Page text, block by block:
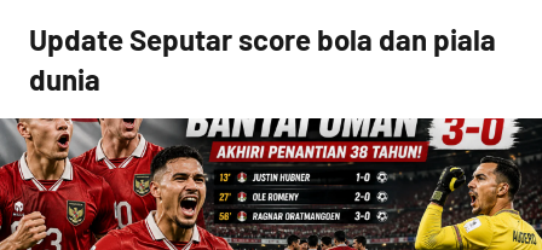
content
Update Seputar score bola dan piala
dunia